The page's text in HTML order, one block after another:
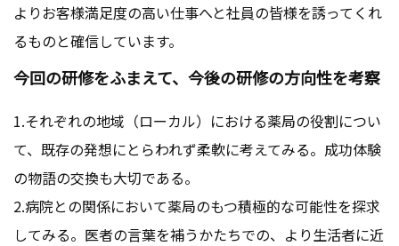
よりお客様満足度の高い仕事へと社員の皆様を誘ってくれ
るものと確信しています。
今回の研修をふまえて、今後の研修の方向性を考察
1.それぞれの地域（ローカル）における薬局の役割につい
て、既存の発想にとらわれず柔軟に考えてみる。成功体験
の物語の交換も大切である。
2.病院との関係において薬局のもつ積極的な可能性を探求
してみる。医者の言葉を補うかたちでの、より生活者に近